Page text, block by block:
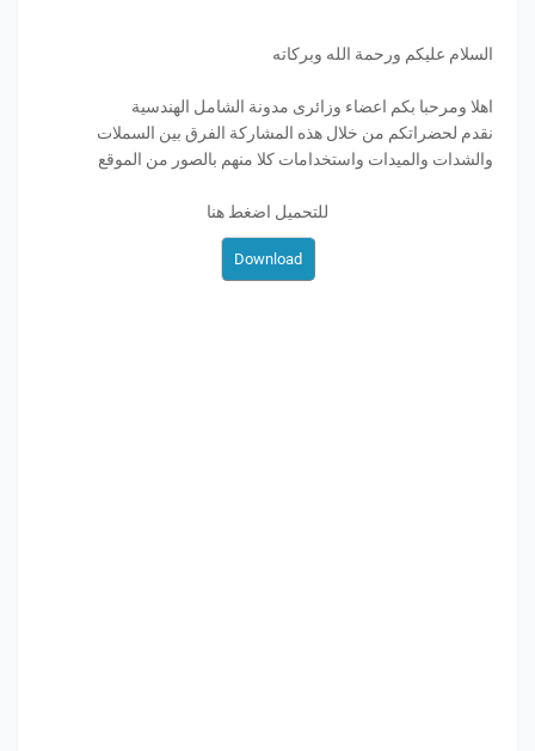
السلام عليكم ورحمة الله وبركاته
اهلا ومرحبا بكم اعضاء وزائرى مدونة الشامل الهندسية
نقدم لحضراتكم من خلال هذه المشاركة الفرق بين السملات
والشدات والميدات واستخدامات كلا منهم بالصور من الموقع
للتحميل اضغط هنا